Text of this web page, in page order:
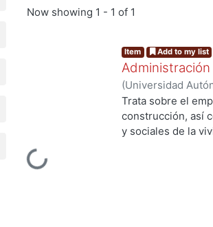
Now showing 1 - 1 of 1
Loading...
Item Add to my list
Administración
(Universidad
Artes para el
Poó Rubio, Aurora
Utrilla, César
Trata sobre el
construcción, así
y sociales de la